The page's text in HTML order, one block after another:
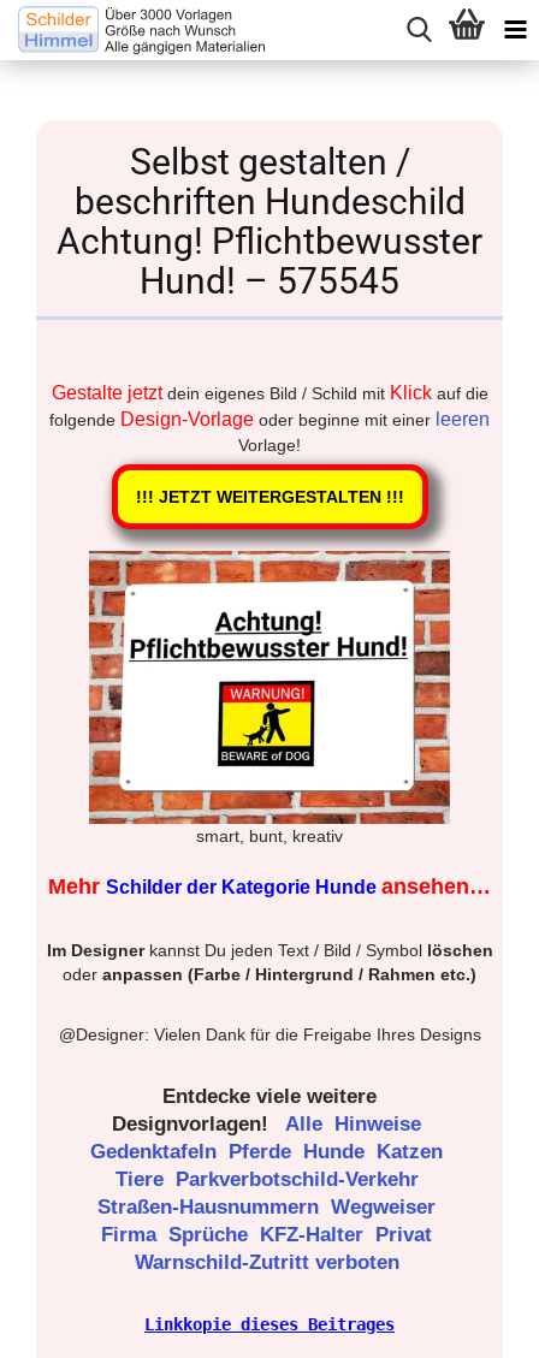
Selbst gestalten /
beschriften Hundeschild
Achtung! Pflichtbewusster
Hund! – 575545
Gestalte jetztdein eigenes Bild / Schild mit Klickauf die
folgende Design-Vorlage oder beginne mit einer leeren
Vorlage!
!!! JETZT WEITERGESTALTEN !!!
smart, bunt, kreativ
Mehr Schilder der Kategorie Hunde ansehen…
Im Designerkannst Du jeden Text / Bild / Symbol löschen
oder anpassen (Farbe / Hintergrund / Rahmen etc.)
@Designer: Vielen Dank für die Freigabe Ihres Designs
Entdecke viele weitere
Designvorlagen!
Alle Hinweise
Gedenktafeln Pferde Hunde Katzen
Tiere Parkverbotschild-Verkehr
Straßen-Hausnummern Wegweiser
Firma Sprüche KFZ-Halter Privat
Warnschild-Zutritt verboten
Linkkopie dieses Beitrages